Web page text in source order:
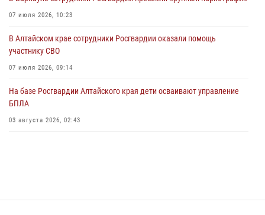
02 июля 2026, 00:55
Алтайскому краю подведены итоги «прямой линии»
01 июля 2026, 07:49
07 июля 2026, 10:23
В Алтайском крае сотрудники Росгвардии оказали помощь
участнику СВО
07 июля 2026, 09:14
На базе Росгвардии Алтайского края дети осваивают управление
БПЛА
03 августа 2026, 02:43